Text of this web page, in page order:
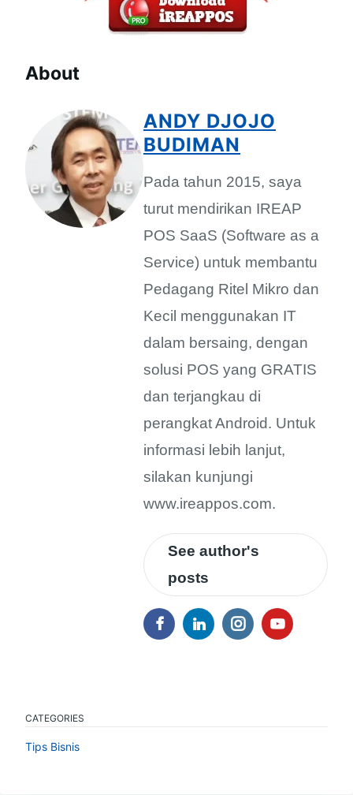
About
ANDY DJOJO
BUDIMAN
Pada tahun 2015, saya
turut mendirikan IREAP
POS SaaS (Software as a
Service) untuk membantu
Pedagang Ritel Mikro dan
Kecil menggunakan IT
dalam bersaing, dengan
solusi POS yang GRATIS
dan terjangkau di
perangkat Android. Untuk
informasi lebih lanjut,
silakan kunjungi
www.ireappos.com.
See author's
posts
CATEGORIES
Tips Bisnis